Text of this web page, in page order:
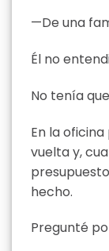
—De una
Él no
No tenía
En la
vuelta y,
hecho.
Pregunté